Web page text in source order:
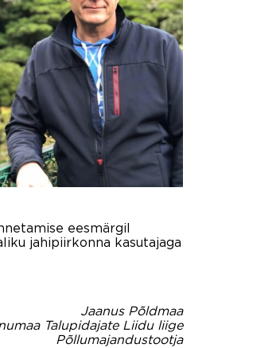
eesmärgil
jahipiirkonna kasutajaga
Jaanus Põldmaa
Talupidajate Liidu liige
Põllumajandustootja